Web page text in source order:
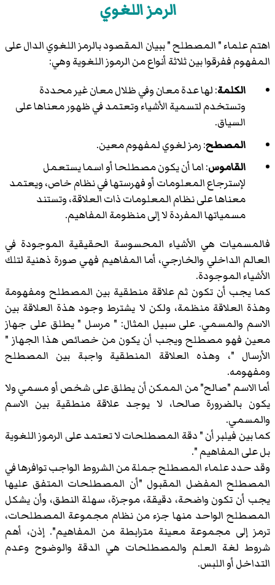
الرمز اللغوي
اهتم علماء " المصطلح " ببيان المقصود بالرمز اللغوي الدال على
المفهوم ففرقوا بين ثلاثة أنواع من الرموز اللغوية وهي:
الكلمة: لها عدة معان وفي ظلال معان غير محددة
وتستخدم لتسمية الأشياء وتعتمد في ظهور معناها على
السياق.
المصطح: رمز لغوي لمفهوم معين.
القاموس: اما أن يكون مصطلحا أو اسما يستعمل
لإسترجاع المعلومات أو فهرستها في نظام خاص، ويعتمد
معناها على نظام المعلومات ذات العلاقة، وتستند
مسمياتها المفردة لا إلى منظومة المفاهيم.
فالمسميات هي الأشياء المحسوسة الحقيقية الموجودة في
العالم الداخلي والخارجي، أما المفاهيم فهي صورة ذهنية لتلك
الأشياء الموجودة.
كما يجب أن تكون ثم علاقة منطقية بين المصطلح ومفهومة
وهذة العلاقة منظمة، ولكن لا يشترط وجود هذة العلاقة بين
الاسم والمسمي. على سبيل المثال: " مرسل " يطلق على جهاز
معين فهو مصطلح ويجب أن يكون من خصائص هذا الجهاز "
الأرسال "، وهذه العلاقة المنطقية واجبة بين المصطلح
ومفهومه.
أما الاسم "صالح" من الممكن أن يطلق على شخص أو مسمي ولا
يكون بالضرورة صالحا، لا يوجد علاقة منطقية بين الاسم
والمسمي.
كما بين فيلبر أن " دقة المصطلحات لا تعتمد على الرموز اللغوية
بل على المفاهيم ".
وقد حدد علماء المصطلح جملة من الشروط الواجب توافرها في
المصطلح المفضل المقبول "أن المصطلحات المتفق عليها
يجب أن تكون واضحة، دقيقة، موجزة، سهلة النطق، وأن يشكل
المصطلح الواحد منها جزء من نظام مجموعة المصطلحات،
ترمز إلى مجموعة معينة مترابطة من المفاهيم". إذن، أهم
شروط لغة العلم والمصطلحات هي الدقة والوضوح وعدم
التداخل أو اللبس.